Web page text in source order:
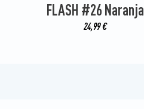
FLASH #26 Naranja
24,99€